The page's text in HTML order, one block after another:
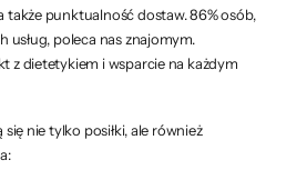
także punktualność dostaw. 86% osób,
usług, poleca nas znajomym.
z dietetykiem i wsparcie na każdym
nie tylko posiłki, ale również